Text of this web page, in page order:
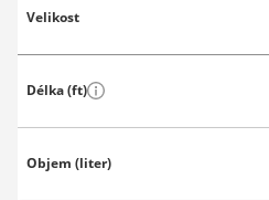
Velikost
Délka (ft)
Objem (liter)